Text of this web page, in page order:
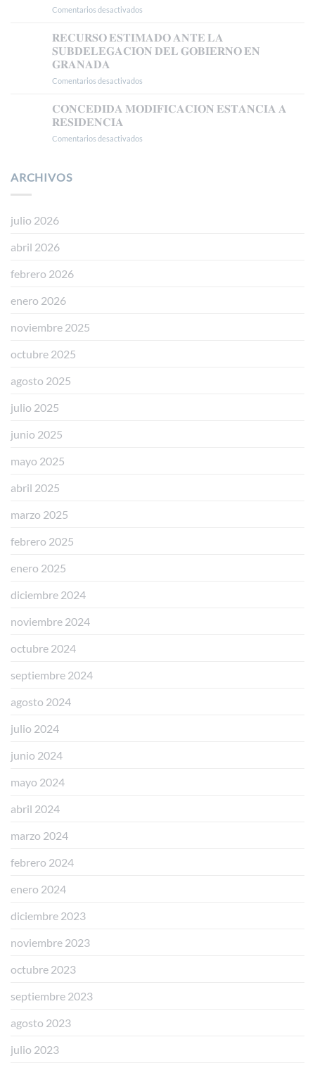
Comentarios desactivados
𝗔𝗨𝗧𝗢𝗥𝗜𝗭𝗔𝗖𝗜Ó𝗡
𝗗𝗘
𝗥𝗘𝗦𝗜𝗗𝗘𝗡𝗖𝗜𝗔
𝗔
𝐑𝐄𝐂𝐔𝐑𝐒𝐎 𝐄𝐒𝐓𝐈𝐌𝐀𝐃𝐎 𝐀𝐍𝐓𝐄 𝐋𝐀
𝐒𝐔𝐁𝐃𝐄𝐋𝐄𝐆𝐀𝐂𝐈𝐎𝐍 𝐃𝐄𝐋 𝐆𝐎𝐁𝐈𝐄𝐑𝐍𝐎 𝐄𝐍
𝐆𝐑𝐀𝐍𝐀𝐃𝐀
Comentarios desactivados
𝐄𝐒𝐓𝐈𝐌𝐀𝐃𝐎
𝐂𝐎𝐍𝐂𝐄𝐃𝐈𝐃𝐀 𝐌𝐎𝐃𝐈𝐅𝐈𝐂𝐀𝐂𝐈𝐎𝐍 𝐄𝐒𝐓𝐀𝐍𝐂𝐈𝐀 𝐀
𝐑𝐄𝐒𝐈𝐃𝐄𝐍𝐂𝐈𝐀
Comentarios desactivados
ARCHIVOS
julio 2026
abril 2026
febrero 2026
enero 2026
noviembre 2025
octubre 2025
agosto 2025
julio 2025
junio 2025
mayo 2025
abril 2025
marzo 2025
febrero 2025
enero 2025
diciembre 2024
noviembre 2024
octubre 2024
septiembre 2024
agosto 2024
julio 2024
junio 2024
mayo 2024
abril 2024
marzo 2024
febrero 2024
enero 2024
diciembre 2023
noviembre 2023
octubre 2023
septiembre 2023
agosto 2023
julio 2023